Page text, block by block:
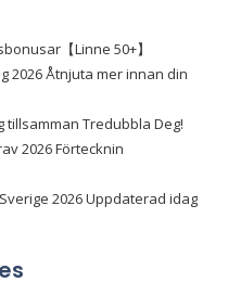
【Linne 50+】
2026 Åtnjuta mer innan din
tillsamman Tredubbla Deg!
2026 Förtecknin
2026 Uppdaterad idag